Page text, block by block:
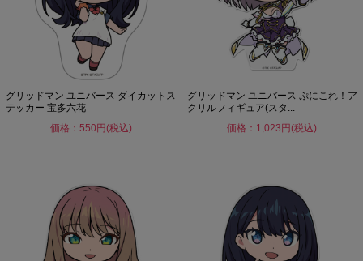
グリッドマン ユニバース ダイカットス
テッカー 宝多六花
価格：550円(税込)
グリッドマン ユニバース ぷにこれ！ア
クリルフィギュア(スタ...
価格：1,023円(税込)